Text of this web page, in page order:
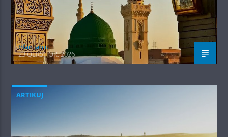
Irfan Jahiu
23 QERSHOR, 2026
ARTIKUJ